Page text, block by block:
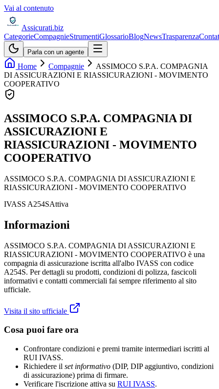
Vai al contenuto
Assicurati.biz
CategorieCompagnieStrumentiGlossarioBlogNewsTrasparenza
Parla con un agente
Home Compagnie
ASSIMOCO S.P.A. COMPAGNIA
DI ASSICURAZIONI E RIASSICURAZIONI - MOVIMENTO
COOPERATIVO
ASSIMOCO S.P.A. COMPAGNIA DI
ASSICURAZIONI E
RIASSICURAZIONI - MOVIMENTO
COOPERATIVO
ASSIMOCO S.P.A. COMPAGNIA DI ASSICURAZIONI E
RIASSICURAZIONI - MOVIMENTO COOPERATIVO
IVASS A254SAttiva
Informazioni
ASSIMOCO S.P.A. COMPAGNIA DI ASSICURAZIONI E
RIASSICURAZIONI - MOVIMENTO COOPERATIVO è una
compagnia di assicurazione iscritta all'albo IVASS con codice
A254S. Per dettagli su prodotti, condizioni di polizza, fascicoli
informativi e contatti commerciali fai sempre riferimento al sito
ufficiale.
Visita il sito ufficiale
Cosa puoi fare ora
Confrontare condizioni e premi tramite intermediari iscritti al
RUI IVASS.
Richiedere il set informativo (DIP, DIP aggiuntivo, condizioni
di assicurazione) prima di firmare.
Verificare l'iscrizione attiva su RUI IVASS.